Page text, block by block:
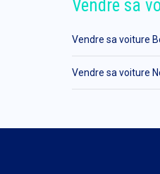
Vendre sa
Vendre sa voiture
Vendre sa voiture